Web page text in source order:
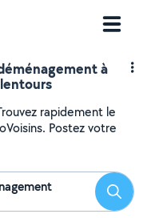
à
rapidement le
Postez votre